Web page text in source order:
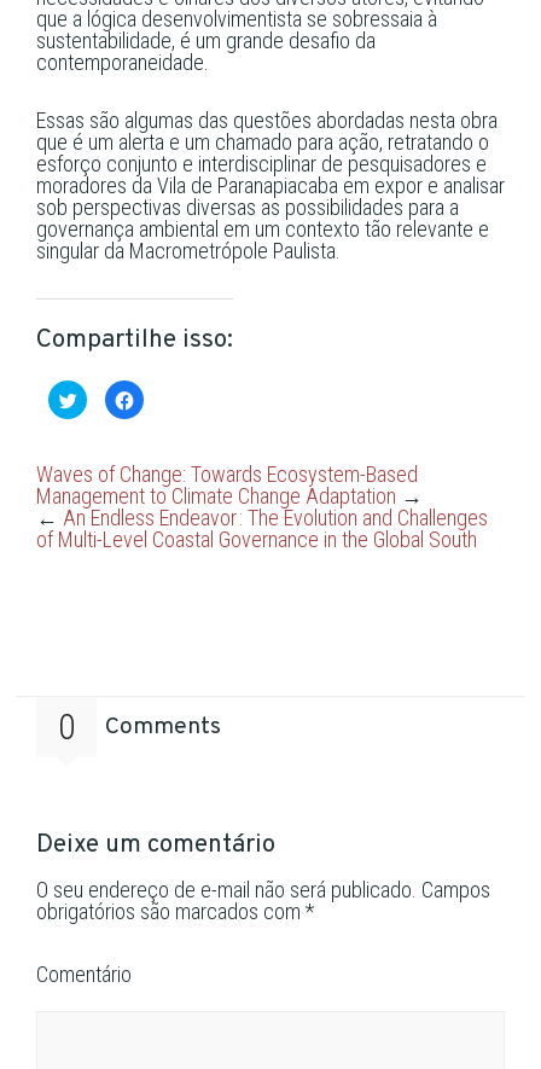
que a lógica desenvolvimentista se sobressaia à
sustentabilidade, é um grande desafio da
contemporaneidade.
Essas são algumas das questões abordadas nesta obra
que é um alerta e um chamado para ação, retratando o
esforço conjunto e interdisciplinar de pesquisadores e
moradores da Vila de Paranapiacaba em expor e analisar
sob perspectivas diversas as possibilidades para a
governança ambiental em um contexto tão relevante e
singular da Macrometrópole Paulista.
Compartilhe isso:
Clique
para
compartilhar
em
nova
janela)
Clique
para
em
nova
janela)
Waves of Change: Towards Ecosystem-Based
Management to Climate Change Adaptation →
← An Endless Endeavor : The Evolution and Challenges
of Multi-Level Coastal Governance in the Global South
0 Comments
Deixe um comentário
O seu endereço de e-mail não será publicado. Campos
obrigatórios são marcados com *
Comentário